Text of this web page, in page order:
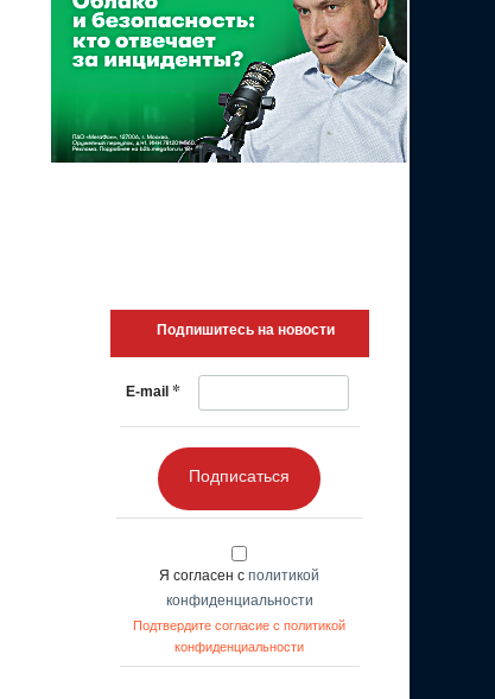
Подпишитесь на новости
E-mail *
Подписаться
Я согласен с политикой
конфиденциальности
Подтвердите согласие с политикой
конфиденциальности